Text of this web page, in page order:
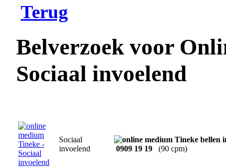
Terug
Belverzoek voor
Sociaal invoelend
Sociaal
invoelend
0909 19 19 (90 cpm)